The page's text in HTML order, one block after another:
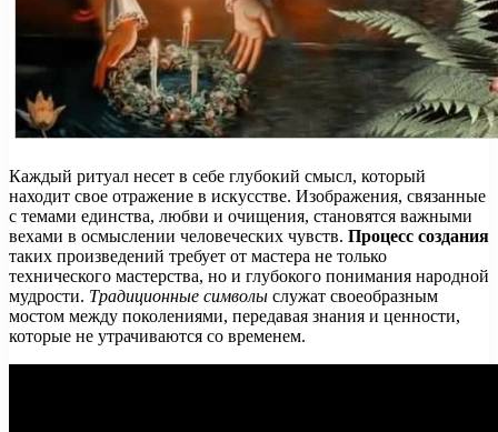
Каждый ритуал несет в себе глубокий смысл, который
находит свое отражение в искусстве. Изображения, связанные
с темами единства, любви и очищения, становятся важными
вехами в осмыслении человеческих чувств. Процесс создания
таких произведений требует от мастера не только
технического мастерства, но и глубокого понимания народной
мудрости. Традиционные символы служат своеобразным
мостом между поколениями, передавая знания и ценности,
которые не утрачиваются со временем.